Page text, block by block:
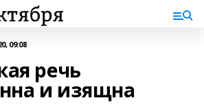
09:08
речь
и изящна